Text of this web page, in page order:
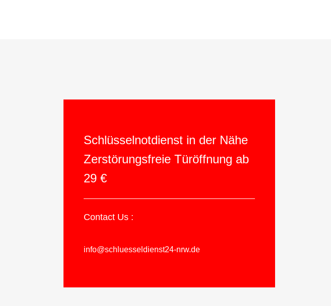
Schlüsselnotdienst in der Nähe
Zerstörungsfreie Türöffnung ab
29 €
Contact Us :
info@schluesseldienst24-nrw.de